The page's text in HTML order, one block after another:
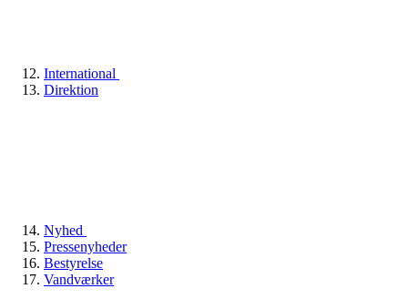
International
Direktion
Nyhed
Pressenyheder
Bestyrelse
Vandværker